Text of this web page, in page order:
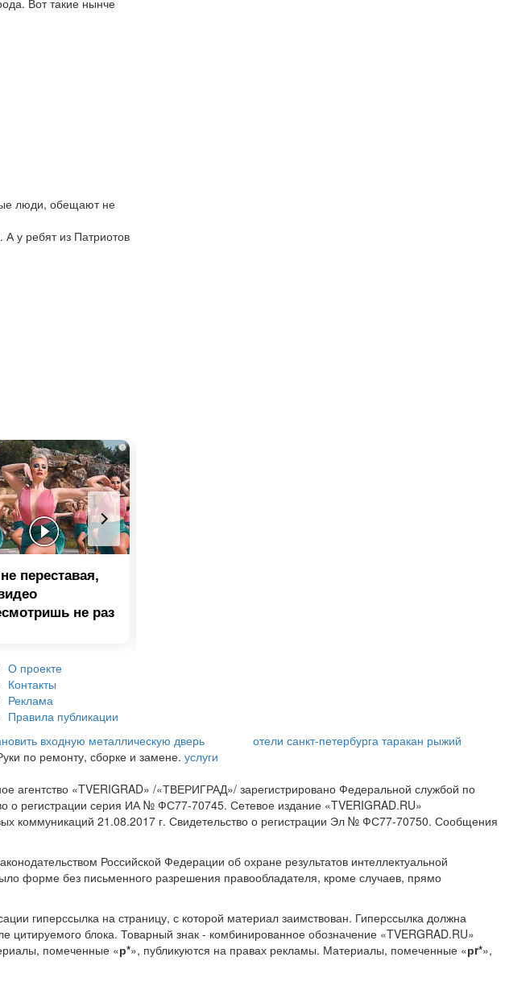
люди, обещают не
у ребят из Патриотов
i
переставая,
не раз
О проекте
Контакты
Реклама
Правила публикации
входную металлическую дверь
по ремонту, сборке и замене.услуги
отели санкт-петербурга таракан рыжий
«TVERIGRAD» /«ТВЕРИГРАД»/ зарегистрировано Федеральной службой по
о регистрации серия ИА № ФС77-70745. Сетевое издание «TVERIGRAD.RU»
коммуникаций 21.08.2017 г. Свидетельство о регистрации Эл № ФС77-70750. Сообщения
Российской Федерации об охране результатов интеллектуальной
форме без письменного разрешения правообладателя, кроме случаев, прямо
гиперссылка на страницу, с которой материал заимствован. Гиперссылка должна
блока. Товарный знак - комбинированное обозначение «TVERGRAD.RU»
помеченные «р*», публикуются на правах рекламы. Материалы, помеченные «рr*»,